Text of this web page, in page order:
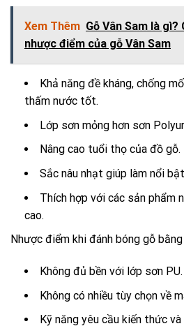
Xem Thêm Gỗ Vân Sam là
nhược điểm của gỗ Vân Sam
Khả năng đề kháng, chống
thấm nước tốt.
Lớp sơn mỏng hơn sơn
Nâng cao tuổi thọ của đồ gỗ.
Sắc nâu nhạt giúp làm nổi
Thích hợp với các sản phẩm
cao.
Nhược điểm khi đánh bóng gỗ
Không đủ bền với lớp sơn PU.
Không có nhiều tùy chọn về
Kỹ năng yêu cầu kiến thức